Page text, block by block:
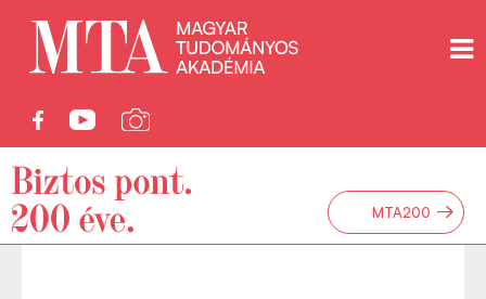
MTA200 →